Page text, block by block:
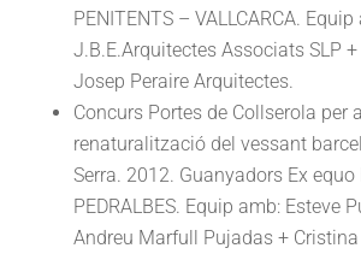
PENITENTS – VALLCARCA.
J.B.E.Arquitectes Associats SLP
Josep Peraire Arquitectes.
Concurs Portes de Collserola per
renaturalització del vessant
Serra. 2012. Guanyadors Ex equo
PEDRALBES. Equip amb: Esteve
Andreu Marfull Pujadas +